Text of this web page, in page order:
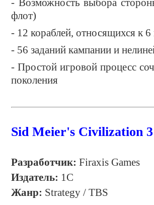
- Возможность выбора
флот)
- 12 кораблей, относящихся к
- 56 заданий кампании и
- Простой игровой процесс
поколения
Sid Meier's Civilization 3
Разработчик: Firaxis Games
Издатель: 1С
Жанр: Strategy / TBS